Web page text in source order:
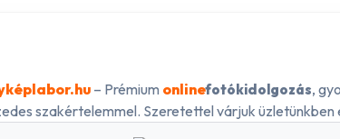
– Prémium onlinefotókidolgozás,
szakértelemmel. Szeretettel várjuk üzletünkben